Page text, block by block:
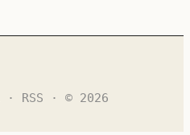
· RSS · © 2026